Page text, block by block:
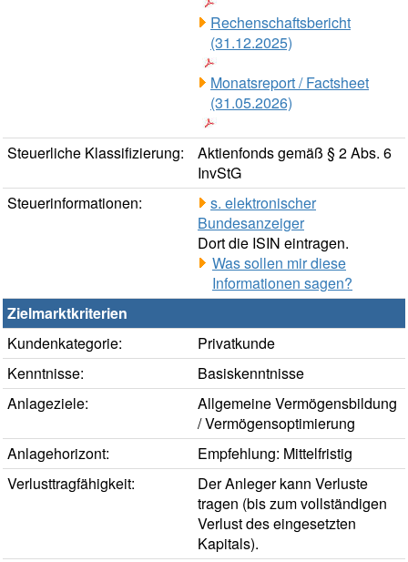
Rechenschaftsbericht
(31.12.2025)
Monatsreport / Factsheet
(31.05.2026)
Steuerliche Klassifizierung:
Aktienfonds gemäß § 2 Abs. 6
InvStG
Steuerinformationen:
s. elektronischer
Bundesanzeiger
Dort die ISIN eintragen.
Was sollen mir diese
Informationen sagen?
Zielmarktkriterien
Kundenkategorie:
Privatkunde
Kenntnisse:
Basiskenntnisse
Anlageziele:
Allgemeine Vermögensbildung
/ Vermögensoptimierung
Anlagehorizont:
Empfehlung: Mittelfristig
Verlusttragfähigkeit:
Der Anleger kann Verluste
tragen (bis zum vollständigen
Verlust des eingesetzten
Kapitals).